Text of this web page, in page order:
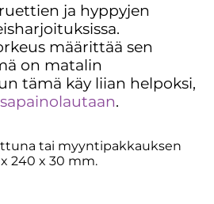
ja hyppyjen
määrittää sen
on matalin
tämä käy liian helpoksi,
.
tai myyntipakkauksen
240 x 30 mm.